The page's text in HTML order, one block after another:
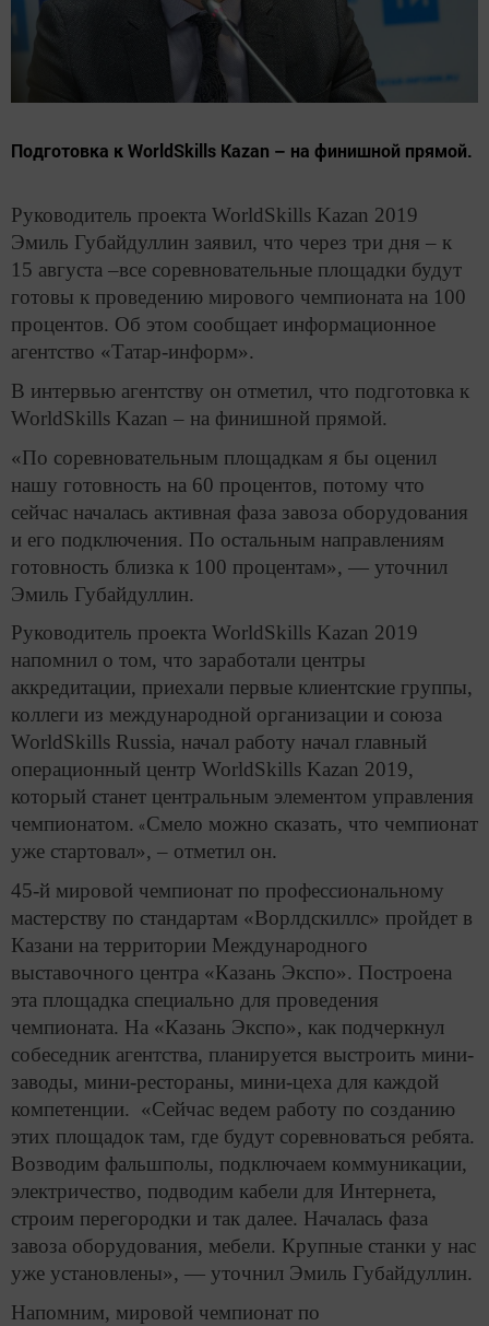
Подготовка к WorldSkills Kazan – на финишной прямой.
Руководитель проекта WorldSkills Kazan 2019
Эмиль Губайдуллин заявил, что через три дня ­­– к
15 августа –все соревновательные площадки будут
готовы к проведению мирового чемпионата на 100
процентов. Об этом сообщает информационное
агентство «Татар-информ».
В интервью агентству он отметил, что подготовка к
WorldSkills Kazan – на финишной прямой.
«По соревновательным площадкам я бы оценил
нашу готовность на 60 процентов, потому что
сейчас началась активная фаза завоза оборудования
и его подключения. По остальным направлениям
готовность близка к 100 процентам», — уточнил
Эмиль Губайдуллин.
Руководитель проекта WorldSkills Kazan 2019
напомнил о том, что заработали центры
аккредитации, приехали первые клиентские группы,
коллеги из международной организации и союза
WorldSkills Russia, начал работу начал главный
операционный центр WorldSkills Kazan 2019,
который станет центральным элементом управления
чемпионатом. « Смело можно сказать, что чемпионат
уже стартовал», – отметил он.
45-й мировой чемпионат по профессиональному
мастерству по стандартам «Ворлдскиллс» пройдет в
Казани на территории Международного
выставочного центра «Казань Экспо». Построена
эта площадка специально для проведения
чемпионата. На «Казань Экспо», как подчеркнул
собеседник агентства, планируется выстроить мини-
заводы, мини-рестораны, мини-цеха для каждой
компетенции. «Сейчас ведем работу по созданию
этих площадок там, где будут соревноваться ребята.
Возводим фальшполы, подключаем коммуникации,
электричество, подводим кабели для Интернета,
строим перегородки и так далее. Началась фаза
завоза оборудования, мебели. Крупные станки у нас
уже установлены», — уточнил Эмиль Губайдуллин.
Напомним, мировой чемпионат по